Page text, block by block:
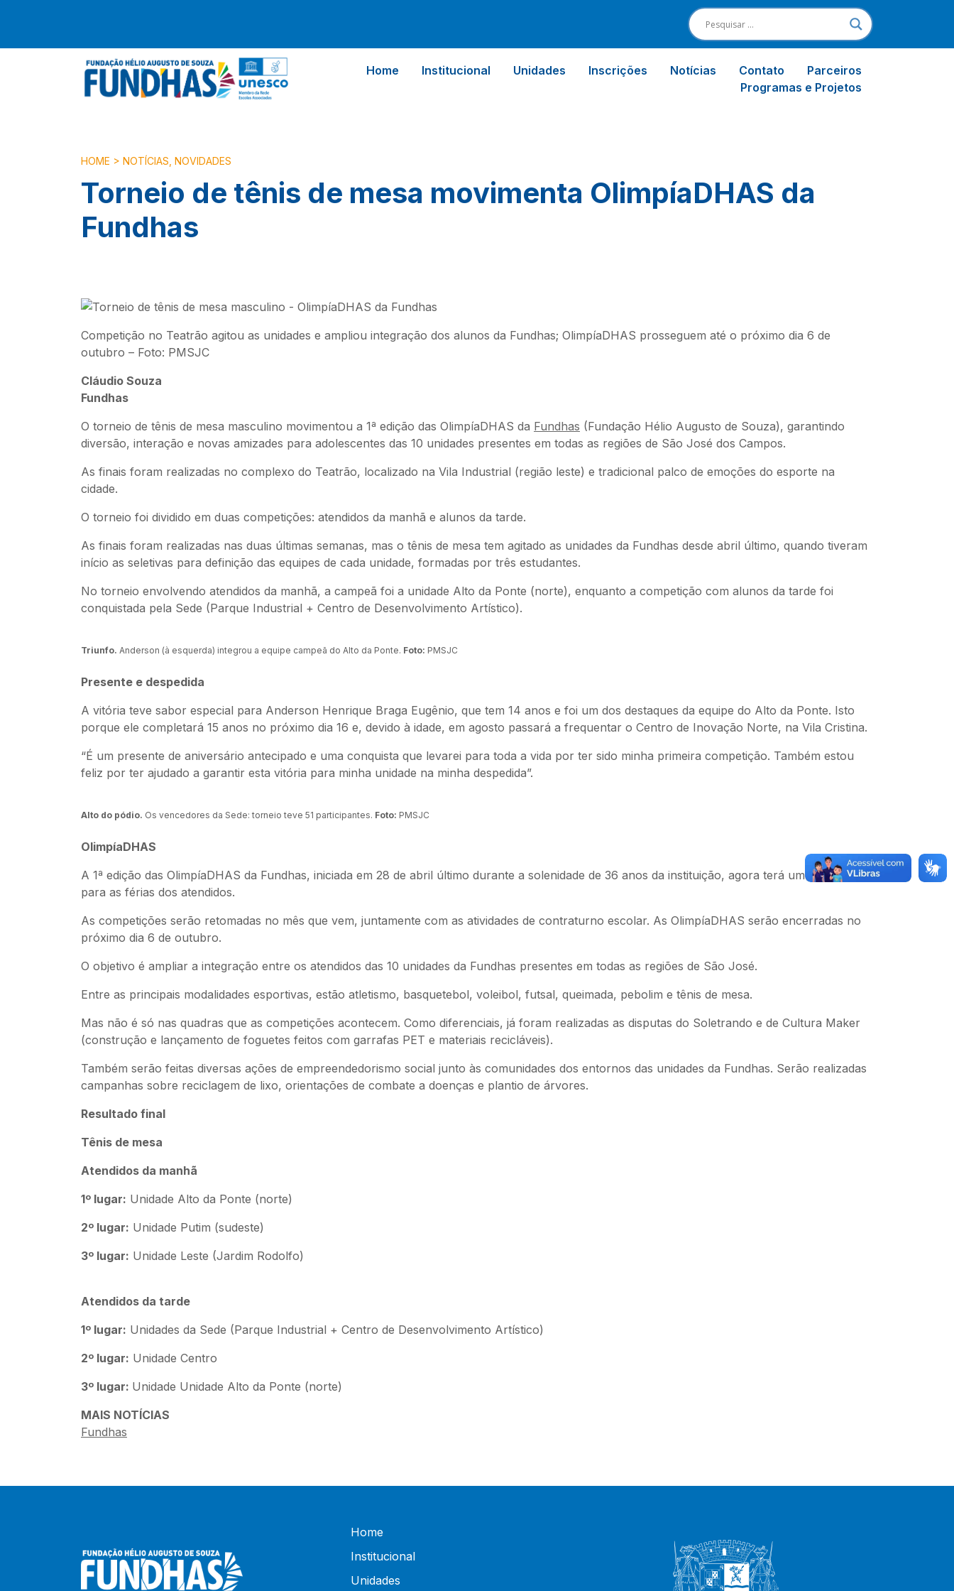
Home Institucional Unidades Inscrições Notícias Contato
Parceiros
Programas e Projetos
HOME > NOTÍCIAS NOVIDADES
Torneio de tênis de mesa movimenta OlimpíaDHAS da
Fundhas
Competição no Teatrão agitou as unidades e ampliou integração dos alunos da Fundhas; OlimpíaDHAS prosseguem até o próximo dia 6 de
outubro – Foto: PMSJC
Cláudio Souza
Fundhas
O torneio de tênis de mesa masculino movimentou a 1ª edição das OlimpíaDHAS da Fundhas (Fundação Hélio Augusto de Souza), garantindo
diversão, interação e novas amizades para adolescentes das 10 unidades presentes em todas as regiões de São José dos Campos.
As finais foram realizadas no complexo do Teatrão, localizado na Vila Industrial (região leste) e tradicional palco de emoções do esporte na
cidade.
O torneio foi dividido em duas competições: atendidos da manhã e alunos da tarde.
As finais foram realizadas nas duas últimas semanas, mas o tênis de mesa tem agitado as unidades da Fundhas desde abril último, quando tiveram
início as seletivas para definição das equipes de cada unidade, formadas por três estudantes.
No torneio envolvendo atendidos da manhã, a campeã foi a unidade Alto da Ponte (norte), enquanto a competição com alunos da tarde foi
conquistada pela Sede (Parque Industrial + Centro de Desenvolvimento Artístico).
Triunfo. Anderson (à esquerda) integrou a equipe campeã do Alto da Ponte. Foto: PMSJC
Presente e despedida
A vitória teve sabor especial para Anderson Henrique Braga Eugênio, que tem 14 anos e foi um dos destaques da equipe do Alto da Ponte. Isto
porque ele completará 15 anos no próximo dia 16 e, devido à idade, em agosto passará a frequentar o Centro de Inovação Norte, na Vila Cristina.
“É um presente de aniversário antecipado e uma conquista que levarei para toda a vida por ter sido minha primeira competição. Também estou
feliz por ter ajudado a garantir esta vitória para minha unidade na minha despedida”.
Alto do pódio. Os vencedores da Sede: torneio teve 51 participantes. Foto: PMSJC
OlimpíaDHAS
A 1ª edição das OlimpíaDHAS da Fundhas, iniciada em 28 de abril último durante a solenidade de 36 anos da instituição, agora terá uma pausa
para as férias dos atendidos.
As competições serão retomadas no mês que vem, juntamente com as atividades de contraturno escolar. As OlimpíaDHAS serão encerradas no
próximo dia 6 de outubro.
O objetivo é ampliar a integração entre os atendidos das 10 unidades da Fundhas presentes em todas as regiões de São José.
Entre as principais modalidades esportivas, estão atletismo, basquetebol, voleibol, futsal, queimada, pebolim e tênis de mesa.
Mas não é só nas quadras que as competições acontecem. Como diferenciais, já foram realizadas as disputas do Soletrando e de Cultura Maker
(construção e lançamento de foguetes feitos com garrafas PET e materiais recicláveis).
Também serão feitas diversas ações de empreendedorismo social junto às comunidades dos entornos das unidades da Fundhas. Serão realizadas
campanhas sobre reciclagem de lixo, orientações de combate a doenças e plantio de árvores.
Resultado final
Tênis de mesa
Atendidos da manhã
1º lugar: Unidade Alto da Ponte (norte)
2º lugar: Unidade Putim (sudeste)
3º lugar: Unidade Leste (Jardim Rodolfo)
Atendidos da tarde
1º lugar: Unidades da Sede (Parque Industrial + Centro de Desenvolvimento Artístico)
2º lugar: Unidade Centro
3º lugar: Unidade Unidade Alto da Ponte (norte)
MAIS NOTÍCIAS
Fundhas
Home
Institucional
Unidades